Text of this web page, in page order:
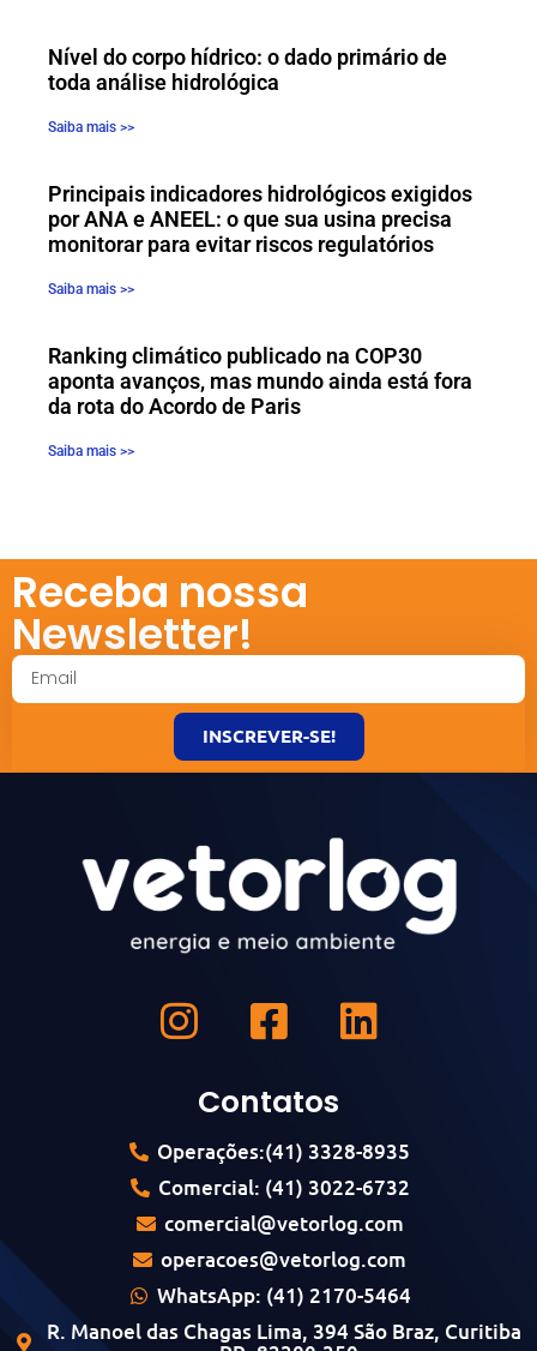
Nível do corpo hídrico: o dado primário de
toda análise hidrológica
Saiba mais >>
Principais indicadores hidrológicos exigidos
por ANA e ANEEL: o que sua usina precisa
monitorar para evitar riscos regulatórios
Saiba mais >>
Ranking climático publicado na COP30
aponta avanços, mas mundo ainda está fora
da rota do Acordo de Paris
Saiba mais >>
Receba nossa
Newsletter!
INSCREVER-SE!
Contatos
Operações:(41) 3328-8935
Comercial: (41) 3022-6732
comercial@vetorlog.com
operacoes@vetorlog.com
WhatsApp: (41) 2170-5464
R. Manoel das Chagas Lima, 394 São Braz, Curitiba